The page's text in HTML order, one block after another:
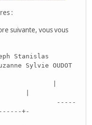
:
suivante, vous vous
Stanislas
Sylvie OUDOT
+-